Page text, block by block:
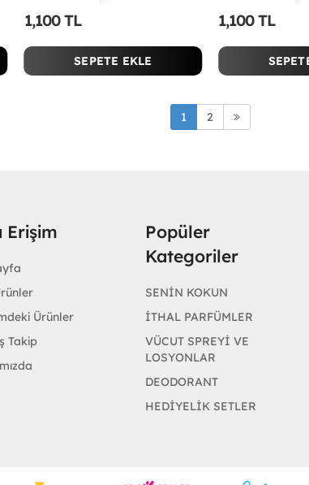
1,100 TL
SEPETE EKLE
1,100 TL
1 2
Erişim
Ürünler
Takip
Popüler
Kategoriler
SENİN KOKUN
İTHAL PARFÜMLER
VÜCUT SPREYİ VE
LOSYONLAR
DEODORANT
HEDİYELİK SETLER